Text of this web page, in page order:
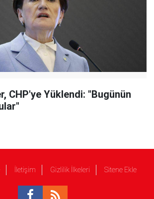
CHP'ye Yüklendi: "Bugünün
İletişim Gizlilik İlkeleri Sitene Ekle